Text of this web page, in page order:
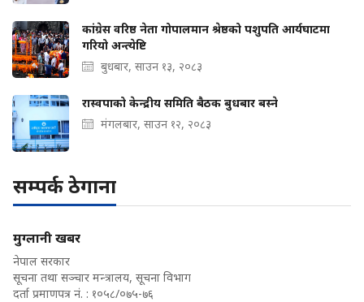
कांग्रेस वरिष्ठ नेता गोपालमान श्रेष्ठको पशुपति आर्यघाटमा
गरियो अन्त्येष्टि
बुधबार, साउन १३, २०८३
रास्वपाको केन्द्रीय समिति बैठक बुधबार बस्ने
मंगलबार, साउन १२, २०८३
सम्पर्क ठेगाना
मुग्लानी खबर
नेपाल सरकार
सूचना तथा सञ्चार मन्त्रालय, सूचना विभाग
दर्ता प्रमाणपत्र नं. : १०५८/०७५-७६